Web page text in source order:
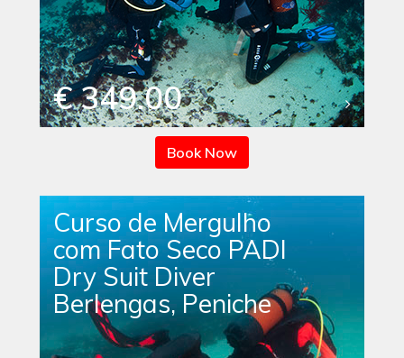
€ 349.00
Book Now
Curso de Mergulho
com Fato Seco PADI
Dry Suit Diver
Berlengas, Peniche